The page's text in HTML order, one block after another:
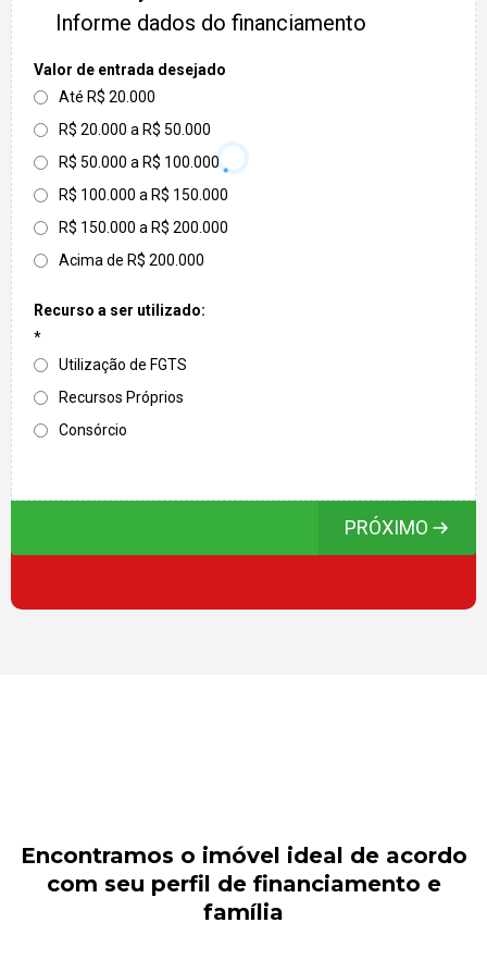
Informe dados do financiamento
Valor de entrada desejado
Até R$ 20.000
R$ 20.000 a R$ 50.000
R$ 50.000 a R$ 100.000
R$ 100.000 a R$ 150.000
R$ 150.000 a R$ 200.000
Acima de R$ 200.000
Recurso a ser utilizado:
*
Utilização de FGTS
Recursos Próprios
Consórcio
PRÓXIMO
Encontramos o imóvel ideal de acordo
com seu perfil de financiamento e
família